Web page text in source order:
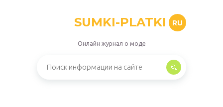
SUMKI-PLATKI RU
Онлайн журнал о моде